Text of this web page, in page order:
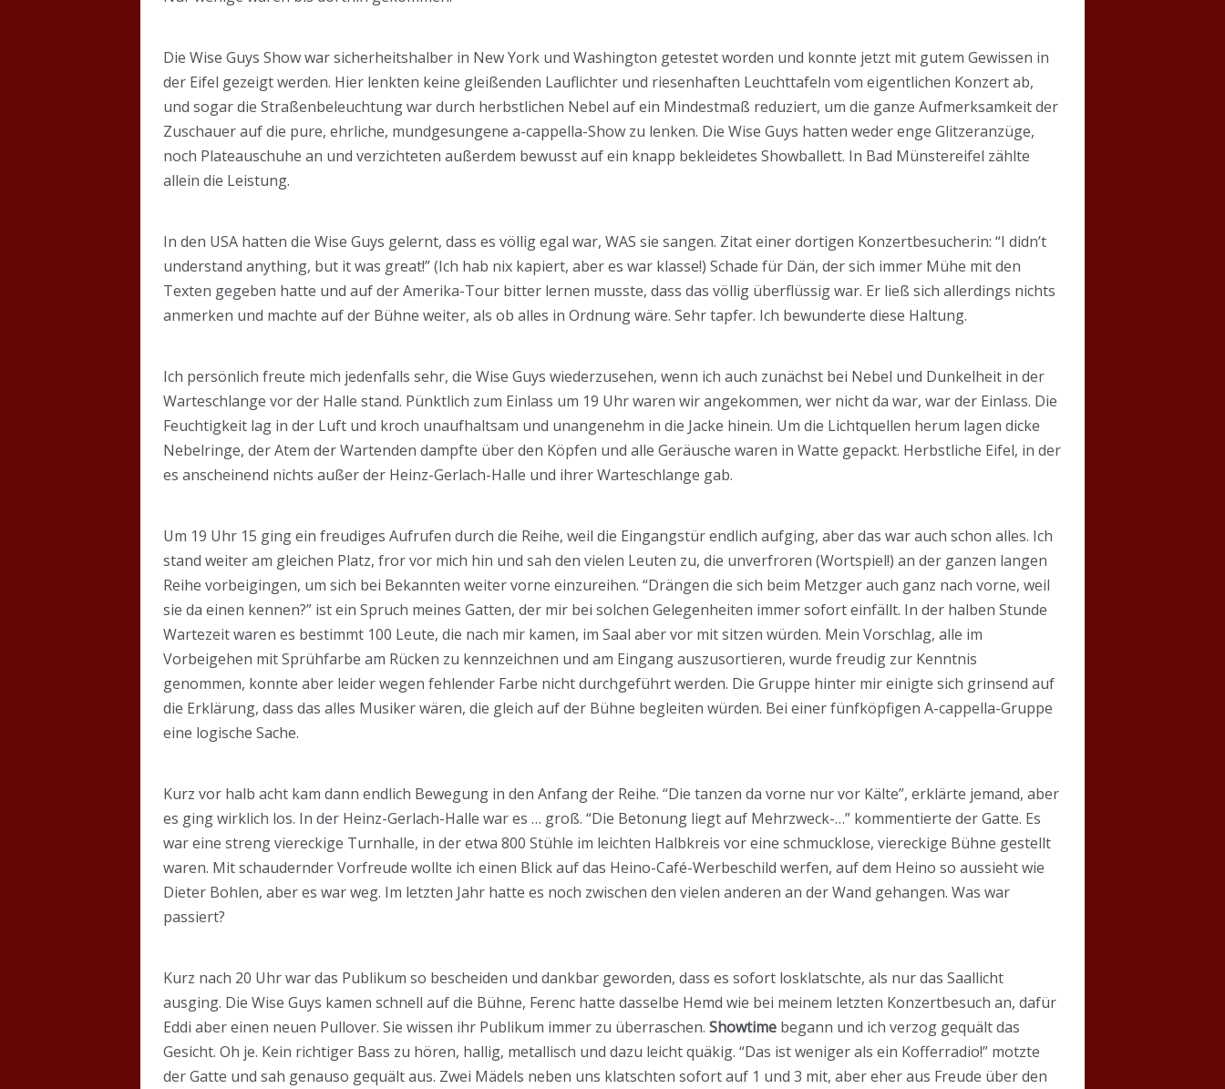
Die Wise Guys Show war sicherheitshalber in New York und Washington getestet worden und konnte jetzt mit gutem Gewissen in
der Eifel gezeigt werden. Hier lenkten keine gleißenden Lauflichter und riesenhaften Leuchttafeln vom eigentlichen Konzert ab,
und sogar die Straßenbeleuchtung war durch herbstlichen Nebel auf ein Mindestmaß reduziert, um die ganze Aufmerksamkeit der
Zuschauer auf die pure, ehrliche, mundgesungene a-cappella-Show zu lenken. Die Wise Guys hatten weder enge Glitzeranzüge,
noch Plateauschuhe an und verzichteten außerdem bewusst auf ein knapp bekleidetes Showballett. In Bad Münstereifel zählte
allein die Leistung.
In den USA hatten die Wise Guys gelernt, dass es völlig egal war, WAS sie sangen. Zitat einer dortigen Konzertbesucherin: “I didn’t
understand anything, but it was great!” (Ich hab nix kapiert, aber es war klasse!) Schade für Dän, der sich immer Mühe mit den
Texten gegeben hatte und auf der Amerika-Tour bitter lernen musste, dass das völlig überflüssig war. Er ließ sich allerdings nichts
anmerken und machte auf der Bühne weiter, als ob alles in Ordnung wäre. Sehr tapfer. Ich bewunderte diese Haltung.
Ich persönlich freute mich jedenfalls sehr, die Wise Guys wiederzusehen, wenn ich auch zunächst bei Nebel und Dunkelheit in der
Warteschlange vor der Halle stand. Pünktlich zum Einlass um 19 Uhr waren wir angekommen, wer nicht da war, war der Einlass. Die
Feuchtigkeit lag in der Luft und kroch unaufhaltsam und unangenehm in die Jacke hinein. Um die Lichtquellen herum lagen dicke
Nebelringe, der Atem der Wartenden dampfte über den Köpfen und alle Geräusche waren in Watte gepackt. Herbstliche Eifel, in der
es anscheinend nichts außer der Heinz-Gerlach-Halle und ihrer Warteschlange gab.
Um 19 Uhr 15 ging ein freudiges Aufrufen durch die Reihe, weil die Eingangstür endlich aufging, aber das war auch schon alles. Ich
stand weiter am gleichen Platz, fror vor mich hin und sah den vielen Leuten zu, die unverfroren (Wortspiel!) an der ganzen langen
Reihe vorbeigingen, um sich bei Bekannten weiter vorne einzureihen. “Drängen die sich beim Metzger auch ganz nach vorne, weil
sie da einen kennen?” ist ein Spruch meines Gatten, der mir bei solchen Gelegenheiten immer sofort einfällt. In der halben Stunde
Wartezeit waren es bestimmt 100 Leute, die nach mir kamen, im Saal aber vor mit sitzen würden. Mein Vorschlag, alle im
Vorbeigehen mit Sprühfarbe am Rücken zu kennzeichnen und am Eingang auszusortieren, wurde freudig zur Kenntnis
genommen, konnte aber leider wegen fehlender Farbe nicht durchgeführt werden. Die Gruppe hinter mir einigte sich grinsend auf
die Erklärung, dass das alles Musiker wären, die gleich auf der Bühne begleiten würden. Bei einer fünfköpfigen A-cappella-Gruppe
eine logische Sache.
Kurz vor halb acht kam dann endlich Bewegung in den Anfang der Reihe. “Die tanzen da vorne nur vor Kälte”, erklärte jemand, aber
es ging wirklich los. In der Heinz-Gerlach-Halle war es … groß. “Die Betonung liegt auf Mehrzweck-…” kommentierte der Gatte. Es
war eine streng viereckige Turnhalle, in der etwa 800 Stühle im leichten Halbkreis vor eine schmucklose, viereckige Bühne gestellt
waren. Mit schaudernder Vorfreude wollte ich einen Blick auf das Heino-Café-Werbeschild werfen, auf dem Heino so aussieht wie
Dieter Bohlen, aber es war weg. Im letzten Jahr hatte es noch zwischen den vielen anderen an der Wand gehangen. Was war
passiert?
Kurz nach 20 Uhr war das Publikum so bescheiden und dankbar geworden, dass es sofort losklatschte, als nur das Saallicht
ausging. Die Wise Guys kamen schnell auf die Bühne, Ferenc hatte dasselbe Hemd wie bei meinem letzten Konzertbesuch an, dafür
Eddi aber einen neuen Pullover. Sie wissen ihr Publikum immer zu überraschen.Showtime begann und ich verzog gequält das
Gesicht. Oh je. Kein richtiger Bass zu hören, hallig, metallisch und dazu leicht quäkig. “Das ist weniger als ein Kofferradio!” motzte
der Gatte und sah genauso gequält aus. Zwei Mädels neben uns klatschten sofort auf 1 und 3 mit, aber eher aus Freude über den